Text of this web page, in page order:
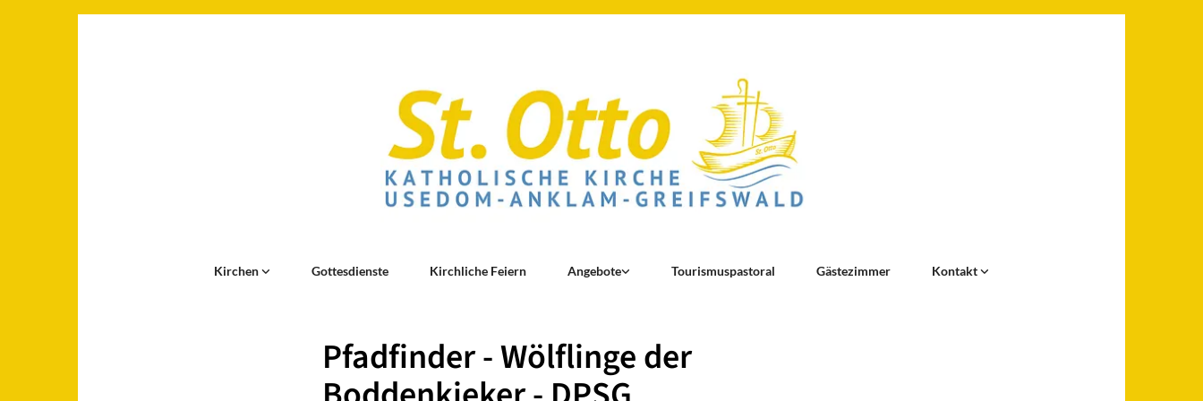
Kirchen Gottesdienste Kirchliche Feiern Angebote Tourismuspastoral Gästezimmer Kontakt
Pfadfinder - Wölflinge der